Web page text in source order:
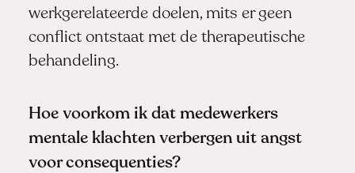
werkgerelateerde doelen, mits er geen
conflict ontstaat met de therapeutische
behandeling.
Hoe voorkom ik dat medewerkers
mentale klachten verbergen uit angst
voor consequenties?